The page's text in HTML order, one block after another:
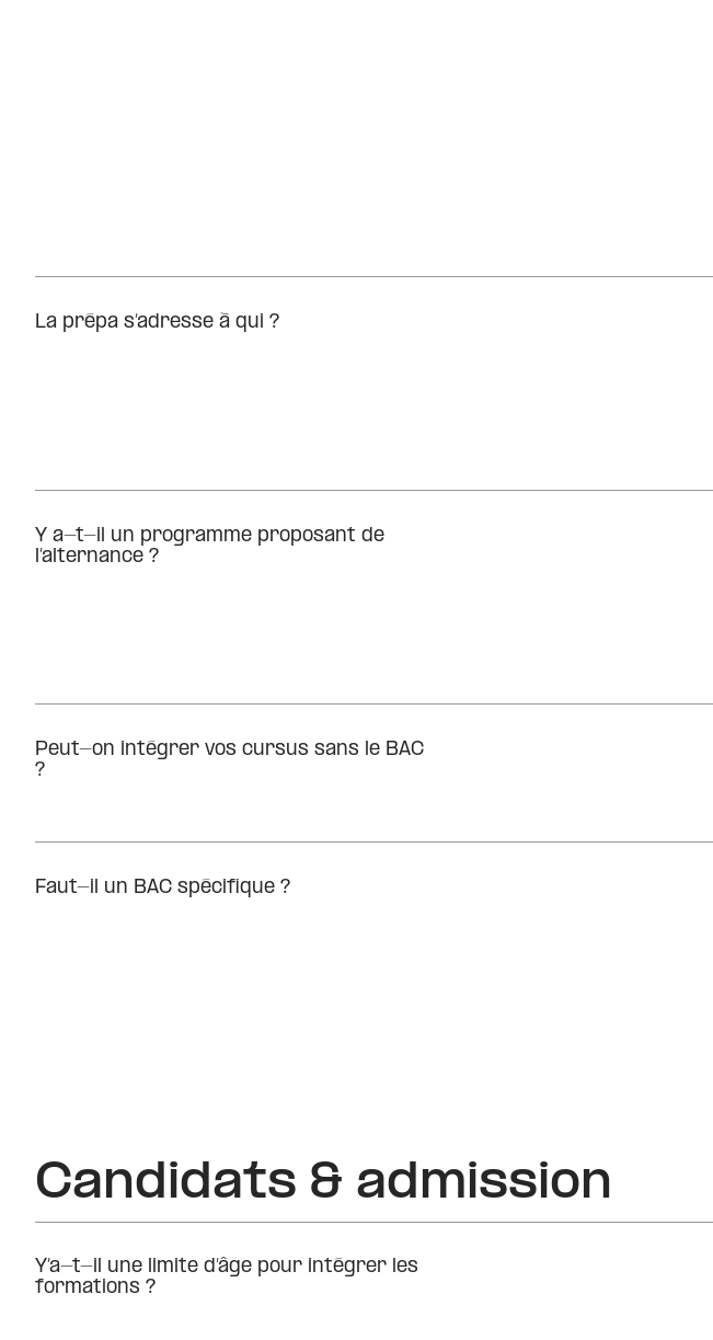
La prépa s’adresse à qui ?
Y a-t-il un programme proposant de
l’alternance ?
Peut-on intégrer vos cursus sans le BAC
?
Faut-il un BAC spécifique ?
Candidats & admission
Y’a-t-il une limite d’âge pour intégrer les
formations ?